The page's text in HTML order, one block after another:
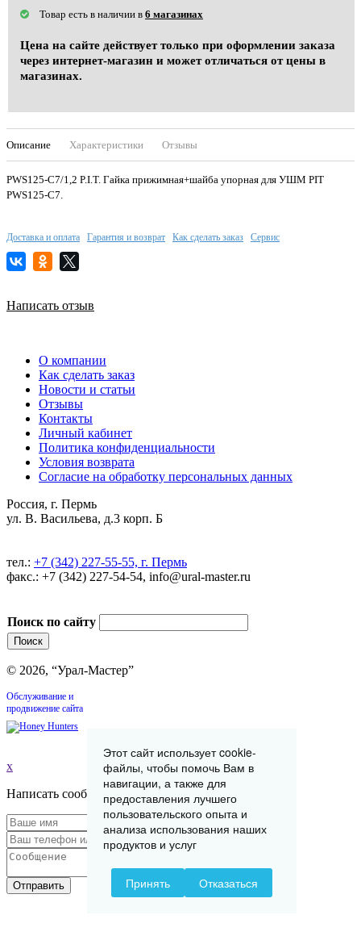
Товар есть в наличии в 6 магазинах
Цена на сайте действует только при оформлении заказа
через интернет-магазин и может отличаться от цены в
магазинах.
Описание Характеристики Отзывы
PWS125-C7/1,2 P.I.T. Гайка прижимная+шайба упорная для УШМ PIT
PWS125-C7.
Доставка и оплата Гарантия и возврат Как сделать заказ Сервис
Написать отзыв
О компании
Как сделать заказ
Новости и статьи
Отзывы
Контакты
Личный кабинет
Политика конфиденциальности
Условия возврата
Согласие на обработку персональных данных
Россия, г. Пермь
ул. В. Васильева, д.3 корп. Б
тел.: +7 (342) 227-55-55, г. Пермь
факс.: +7 (342) 227-54-54, info@ural-master.ru
Поиск по сайту
© 2026, “Урал-Мастер”
Обслуживание и
продвижение сайта
x
Написать сообщение
Отправить
Этот сайт использует cookie-
файлы, чтобы помочь Вам в
навигации, а также для
предоставления лучшего
пользовательского опыта и
анализа использования наших
продуктов и услуг
Принять Отказаться